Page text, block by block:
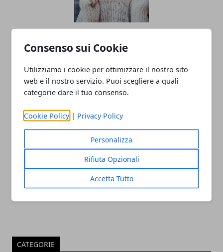
Consenso sui Cookie
Utilizziamo i cookie per ottimizzare il nostro sito
web e il nostro servizio. Puoi scegliere a quali
categorie dare il tuo consenso.
Cookie Policy | Privacy Policy
Personalizza
Rifiuta Opzionali
Accetta Tutto
prima del lancio
SEO per e-commerce: i consigli per
gestirla al meglio
CATEGORIE